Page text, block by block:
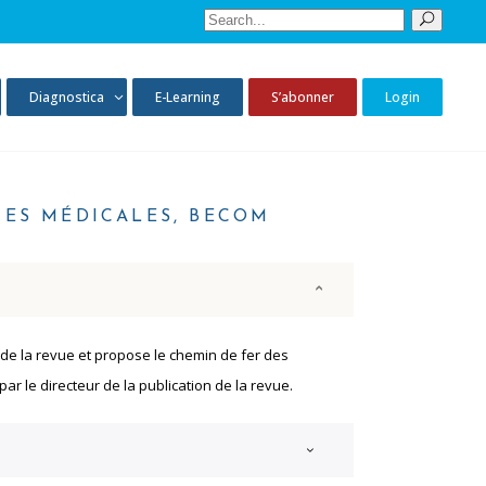
Diagnostica E-Learning S’abonner Login
MÉDICALES, BECOM
la revue et propose le chemin de fer des
le directeur de la publication de la revue.